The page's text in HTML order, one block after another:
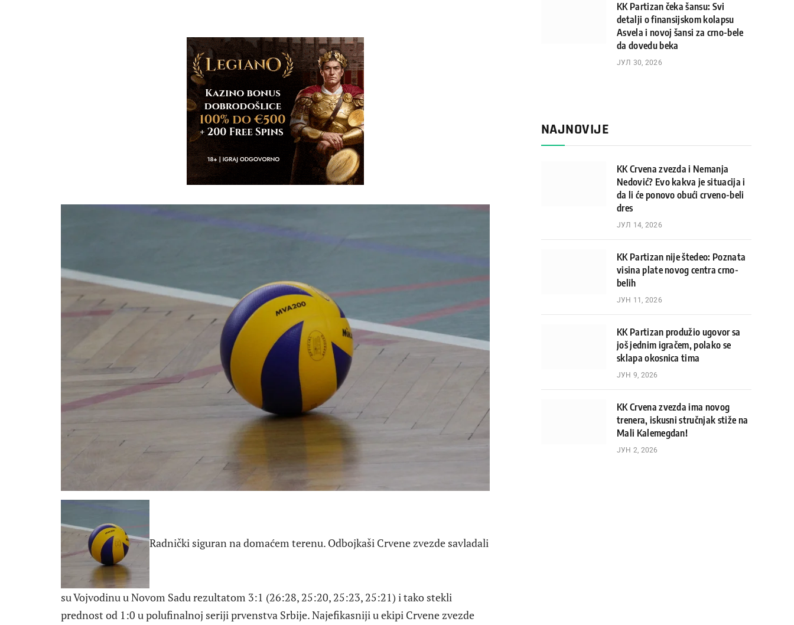
Radnički siguran na domaćem terenu. Odbojkaši Crvene zvezde savladali
su Vojvodinu u Novom Sadu rezultatom 3:1 (26:28, 25:20, 25:23, 25:21) i tako stekli
prednost od 1:0 u polufinalnoj seriji prvenstva Srbije. Najefikasniji u ekipi Crvene zvezde
KK Partizan čeka šansu: Svi
detalji o finansijskom kolapsu
Asvela i novoj šansi za crno-bele
da dovedu beka
ЈУЛ 30, 2026
NAJNOVIJE
KK Crvena zvezda i Nemanja
Nedović? Evo kakva je situacija i
da li će ponovo obući crveno-beli
dres
ЈУЛ 14, 2026
KK Partizan nije štedeo: Poznata
visina plate novog centra crno-
belih
ЈУН 11, 2026
KK Partizan produžio ugovor sa
još jednim igračem, polako se
sklapa okosnica tima
ЈУН 9, 2026
KK Crvena zvezda ima novog
trenera, iskusni stručnjak stiže na
Mali Kalemegdan!
ЈУН 2, 2026